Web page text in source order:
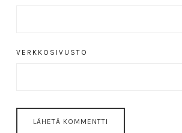
VERKKOSIVUSTO